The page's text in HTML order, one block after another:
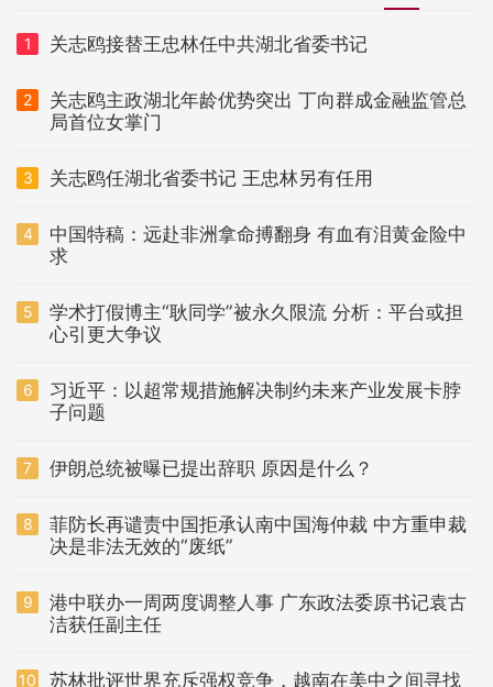
1 关志鸥接替王忠林任中共湖北省委书记
2
关志鸥主政湖北年龄优势突出 丁向群成金融监管总
局首位女掌门
3 关志鸥任湖北省委书记 王忠林另有任用
4
中国特稿：远赴非洲拿命搏翻身 有血有泪黄金险中
求
5
学术打假博主“耿同学”被永久限流 分析：平台或担
心引更大争议
6
习近平：以超常规措施解决制约未来产业发展卡脖
子问题
7 伊朗总统被曝已提出辞职 原因是什么？
8
菲防长再谴责中国拒承认南中国海仲裁 中方重申裁
决是非法无效的“废纸”
9
港中联办一周两度调整人事 广东政法委原书记袁古
洁获任副主任
10
苏林批评世界充斥强权竞争，越南在美中之间寻找